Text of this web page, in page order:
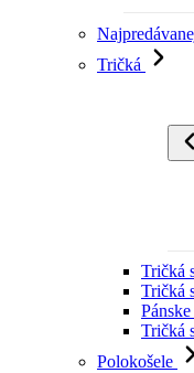
Tričká
Tričká
Tričká
Tričká
Polokošele